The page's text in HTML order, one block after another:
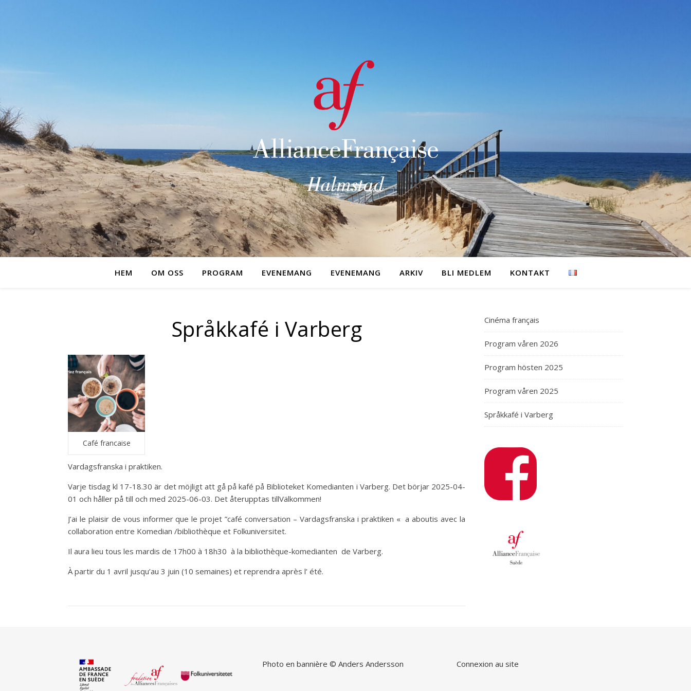
HEM OM OSS PROGRAM EVENEMANG EVENEMANG ARKIV BLI MEDLEM KONTAKT
Språkkafé i Varberg
Café francaise
Vardagsfranska i praktiken.
Varje tisdag kl 17-18.30 är det möjligt att gå på kafé på Biblioteket Komedianten i Varberg. Det börjar 2025-04-
01 och håller på till och med 2025-06-03. Det återupptas tillVälkommen!
J’ai le plaisir de vous informer que le projet ”café conversation – Vardagsfranska i praktiken « a aboutis avec la
collaboration entre Komedian /bibliothèque et Folkuniversitet.
Il aura lieu tous les mardis de 17h00 à 18h30 à la bibliothèque-komedianten de Varberg.
À partir du 1 avril jusqu’au 3 juin (10 semaines) et reprendra après l’ été.
Cinéma français
Program våren 2026
Program hösten 2025
Program våren 2025
Språkkafé i Varberg
Photo en bannière © Anders Andersson Connexion au site